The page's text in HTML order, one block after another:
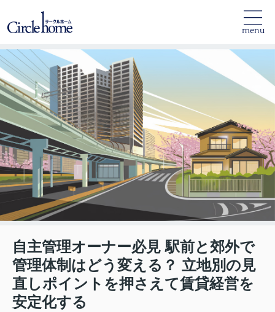
menu
自主管理オーナー必見 駅前と郊外で
管理体制はどう変える？ 立地別の見
直しポイントを押さえて賃貸経営を
安定化する